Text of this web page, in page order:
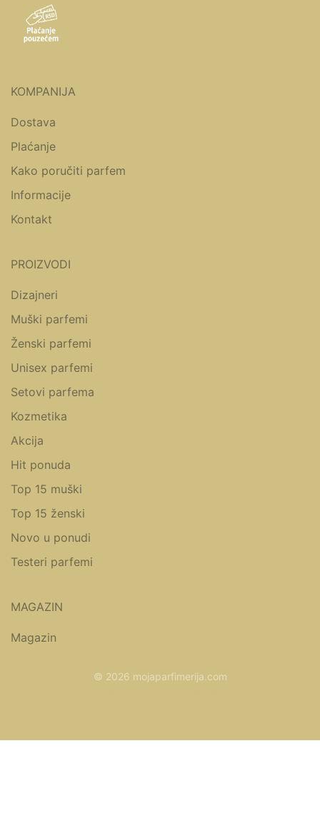
KOMPANIJA
Dostava
Plaćanje
Kako poručiti parfem
Informacije
Kontakt
PROIZVODI
Dizajneri
Muški parfemi
Ženski parfemi
Unisex parfemi
Setovi parfema
Kozmetika
Akcija
Hit ponuda
Top 15 muški
Top 15 ženski
Novo u ponudi
Testeri parfemi
MAGAZIN
Magazin
© 2026 mojaparfimerija.com